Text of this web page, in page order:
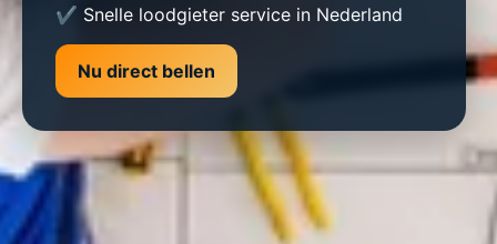
✔ Snelle loodgieter service in Nederland
Nu direct bellen